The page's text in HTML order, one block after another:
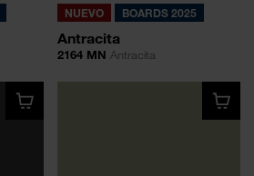
NUEVO BOARDS 2025
Antracita
2164 MN Antracita